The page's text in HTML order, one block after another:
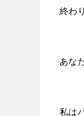
終わ
あな
私は